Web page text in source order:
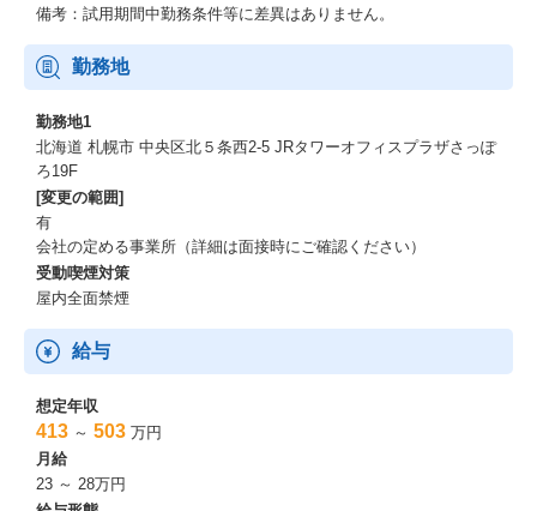
備考：試用期間中勤務条件等に差異はありません。
勤務地
勤務地1
北海道 札幌市 中央区北５条西2-5 JRタワーオフィスプラザさっぽ
ろ19F
[変更の範囲]
有
会社の定める事業所（詳細は面接時にご確認ください）
受動喫煙対策
屋内全面禁煙
給与
想定年収
413 ～ 503 万円
月給
23 ～ 28万円